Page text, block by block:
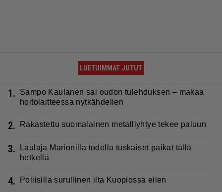
LUETUIMMAT JUTUT
1.
Sampo Kaulanen sai oudon tulehduksen – makaa
hoitolaitteessa nytkähdellen
2. Rakastettu suomalainen metalliyhtye tekee paluun
3.
Laulaja Marionilla todella tuskaiset paikat tällä
hetkellä
4. Poliisilla surullinen ilta Kuopiossa eilen